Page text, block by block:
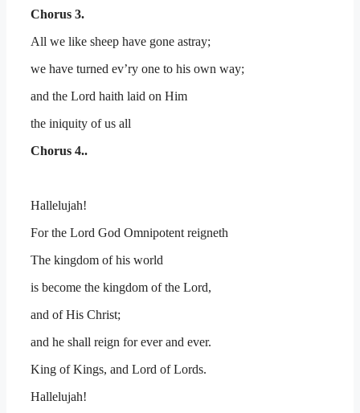
Chorus 3.
All we like sheep have gone astray;
we have turned ev’ry one to his own way;
and the Lord haith laid on Him
the iniquity of us all
Chorus 4..
Hallelujah!
For the Lord God Omnipotent reigneth
The kingdom of his world
is become the kingdom of the Lord,
and of His Christ;
and he shall reign for ever and ever.
King of Kings, and Lord of Lords.
Hallelujah!